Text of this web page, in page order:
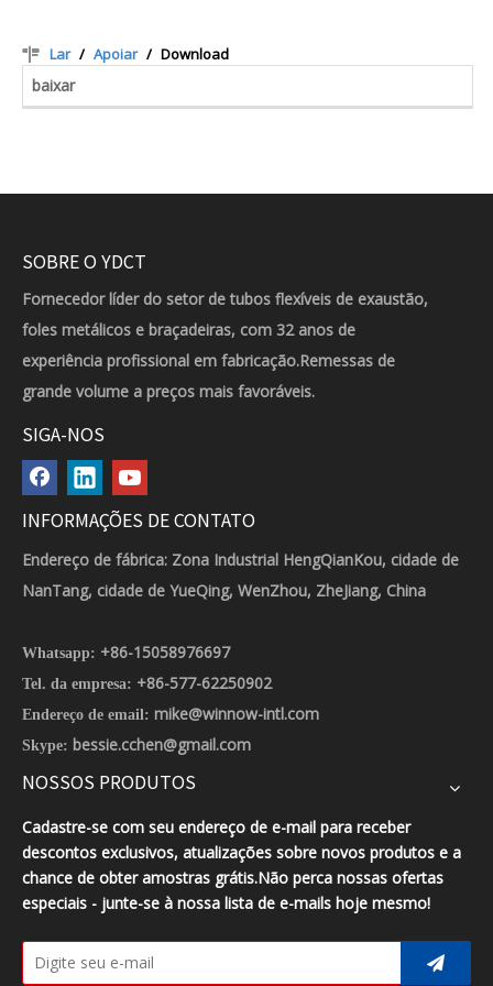
Lar / Apoiar / Download
baixar
SOBRE O YDCT
Fornecedor líder do setor de tubos flexíveis de exaustão,
foles metálicos e braçadeiras, com 32 anos de
experiência profissional em fabricação.Remessas de
grande volume a preços mais favoráveis.
SIGA-NOS
INFORMAÇÕES DE CONTATO
Endereço de fábrica: Zona Industrial HengQianKou, cidade de
NanTang, cidade de YueQing, WenZhou, ZheJiang, China
Whatsapp: +86-15058976697
Tel. da empresa: +86-577-62250902
Endereço de email: mike@winnow-intl.com
Skype: bessie.cchen@gmail.com
NOSSOS PRODUTOS
Cadastre-se com seu endereço de e-mail para receber
descontos exclusivos, atualizações sobre novos produtos e a
chance de obter amostras grátis.Não perca nossas ofertas
especiais - junte-se à nossa lista de e-mails hoje mesmo!